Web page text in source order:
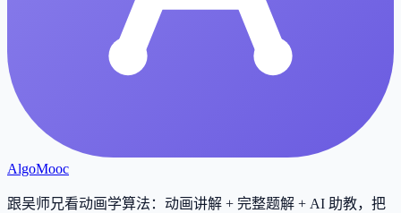
AlgoMooc
跟吴师兄看动画学算法：动画讲解 + 完整题解 + AI 助教，把